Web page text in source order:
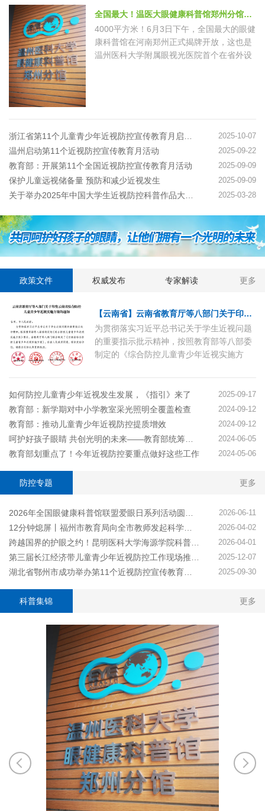
全国最大！温医大眼健康科普馆郑州分馆揭牌
4000平方米！6月3日下午，全国最大的眼健
康科普馆在河南郑州正式揭牌开放，这也是
温州医科大学附属眼视光医院首个在省外设
2025-10-07
温州启动第11个近视防控宣传教育月活动 2025-09-22
教育部：开展第11个全国近视防控宣传教育月活动 2025-09-09
保护儿童远视储备量 预防和减少近视发生 2025-09-09
2025-03-28
政策文件 权威发布 专家解读 更多
【云南省】云南省教育厅等八部门关于印发云南省综合防控儿童青少年近视实施方案的通知
为贯彻落实习近平总书记关于学生近视问题
的重要指示批示精神，按照教育部等八部委
制定的《综合防控儿童青少年近视实施方
《云南省综合防控儿童青少年近视实施方
案》，经省人民政府同意，现印发给你们，
请结合实际认真贯彻执行。
如何防控儿童青少年近视发生发展，《指引》来了 2025-09-17
教育部：新学期对中小学教室采光照明全覆盖检查 2024-09-12
教育部：推动儿童青少年近视防控提质增效 2024-09-12
2024-06-05
教育部划重点了！今年近视防控要重点做好这些工作 2024-05-06
防控专题 更多
2026-06-11
2026-04-02
2026-04-01
2025-12-07
2025-09-30
科普集锦 更多